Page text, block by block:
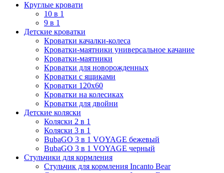
Круглые кровати
10 в 1
9 в 1
Детские кроватки
Кроватки качалки-колеса
Кроватки-маятники универсальное качание
Кроватки-маятники
Кроватки для новорожденных
Кроватки с ящиками
Кроватки 120х60
Кроватки на колесиках
Кроватки для двойни
Детские коляски
Коляски 2 в 1
Коляски 3 в 1
BubaGO 3 в 1 VOYAGE бежевый
BubaGO 3 в 1 VOYAGE черный
Стульчики для кормления
Стульчик для кормления Incanto Bear